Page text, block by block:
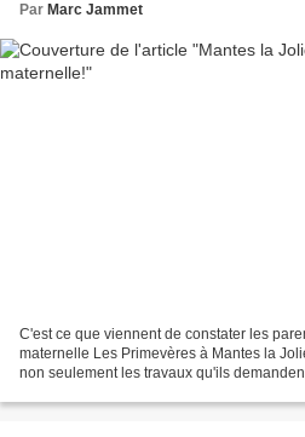
Par Marc Jammet
C'est ce que viennent de constater les
maternelle Les Primevères à Mantes la
non seulement les travaux qu'ils